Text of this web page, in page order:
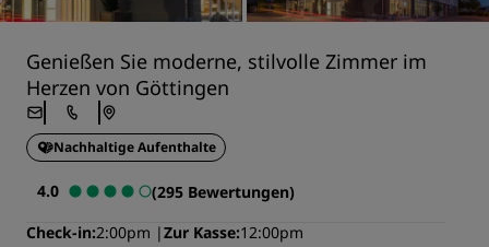
Genießen Sie moderne, stilvolle Zimmer im
Herzen von Göttingen
Nachhaltige Aufenthalte
4.0
(295 Bewertungen)
Check-in 2:00pm Zur Kasse 12:00pm